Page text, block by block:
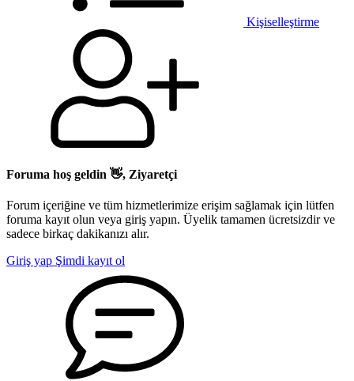
Kişiselleştirme
Foruma hoş geldin 👋, Ziyaretçi
Forum içeriğine ve tüm hizmetlerimize erişim sağlamak için lütfen
foruma kayıt olun veya giriş yapın. Üyelik tamamen ücretsizdir ve
sadece birkaç dakikanızı alır.
Giriş yap Şimdi kayıt ol